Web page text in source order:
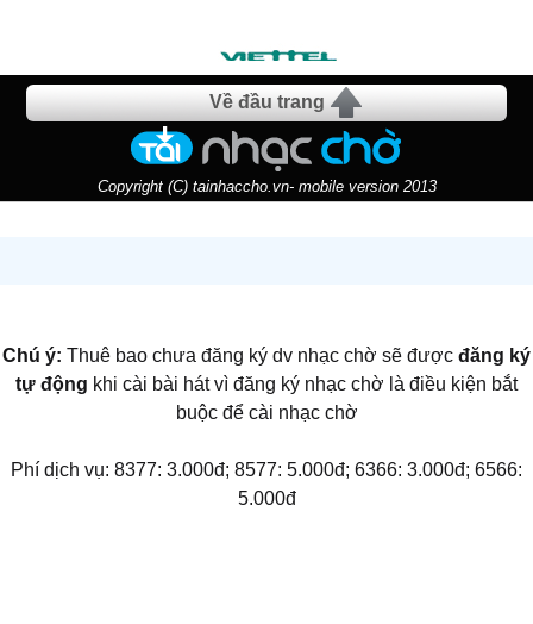
Về đầu trang
Copyright (C) tainhaccho.vn- mobile version 2013
Chú ý: Thuê bao chưa đăng ký dv nhạc chờ sẽ được đăng ký
tự động khi cài bài hát vì đăng ký nhạc chờ là điều kiện bắt
buộc để cài nhạc chờ
Phí dịch vụ: 8377: 3.000đ; 8577: 5.000đ; 6366: 3.000đ; 6566:
5.000đ